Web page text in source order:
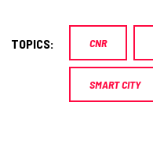
TOPICS: CNR
SMART CITY